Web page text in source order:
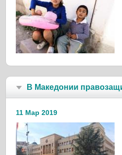
В Македонии
11 Мар 2019